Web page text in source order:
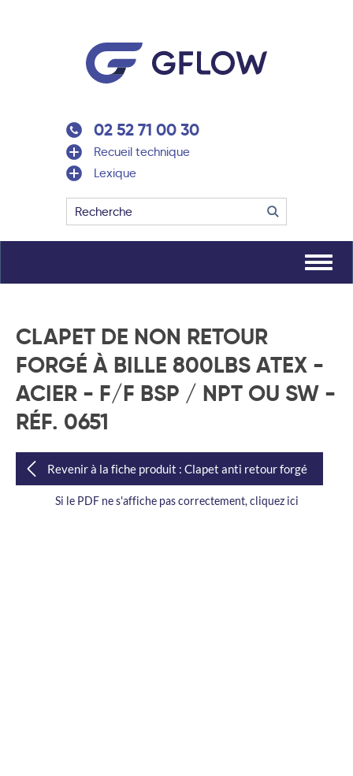
02 52 71 00 30
Recueil technique
Lexique
CLAPET DE NON RETOUR
FORGÉ À BILLE 800LBS ATEX -
ACIER - F/F BSP / NPT OU SW -
RÉF. 0651
Revenir à la fiche produit : Clapet anti retour forgé
Si le PDF ne s'affiche pas correctement, cliquez ici